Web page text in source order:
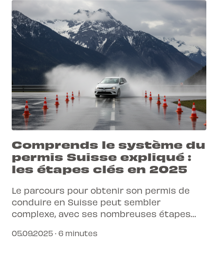
Comprends le système du
permis Suisse expliqué :
les étapes clés en 2025
Le parcours pour obtenir son permis de
conduire en Suisse peut sembler
complexe, avec ses nombreuses étapes
moderne et connectée transforme
05.09.2025 · 6 minutes